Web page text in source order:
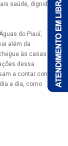
saúde, dignidade
do Piauí,
além da
às casas com
dessa
a contar com um
a dia, como